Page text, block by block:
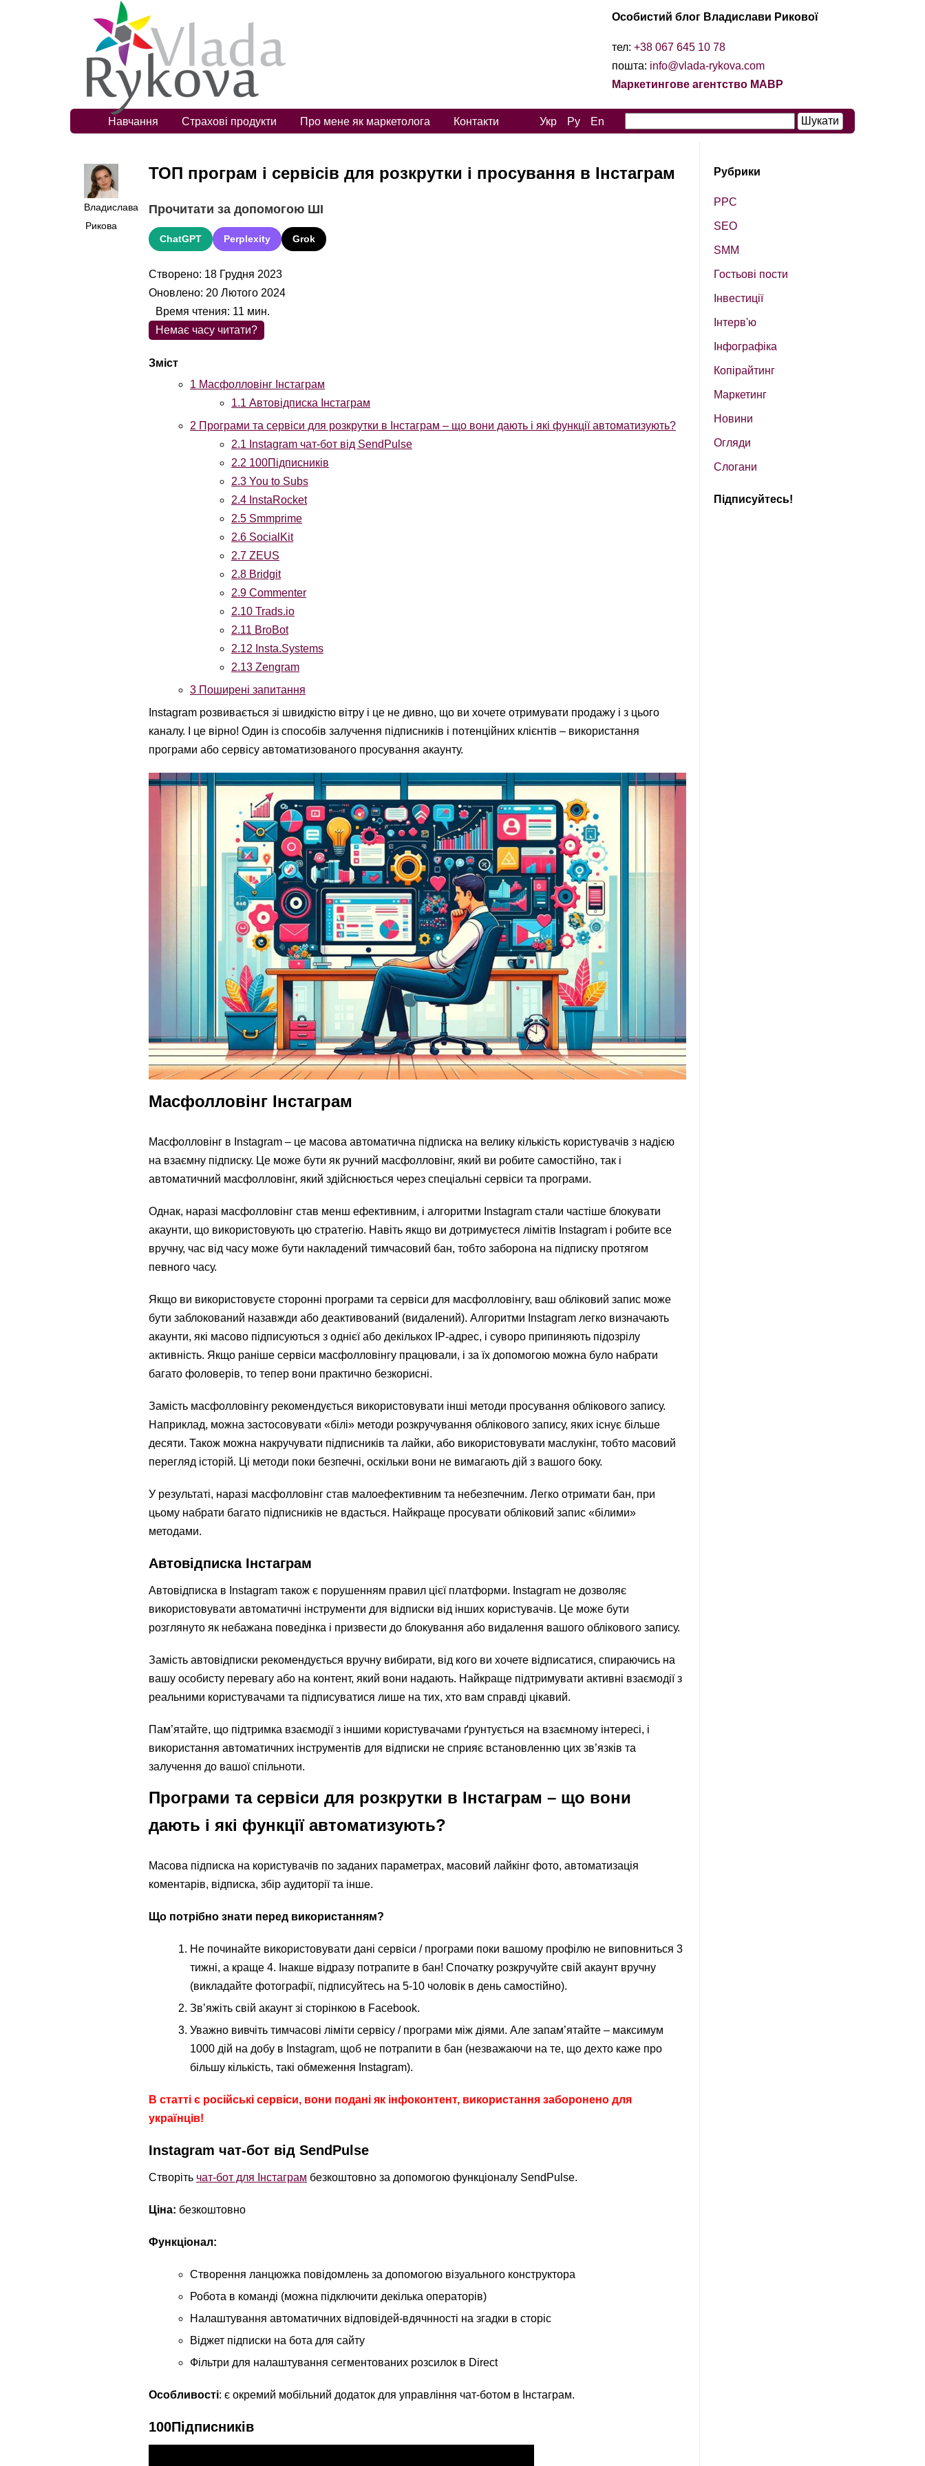
Особистий блог Владислави Рикової
тел: +38 067 645 10 78
пошта: info@vlada-rykova.com
Маркетингове агентство МАВР
Навчання Страхові продукти Про мене як маркетолога Контакти Укр Ру En
Владислава
Рикова
ТОП програм і сервісів для розкрутки і просування в Інстаграм
Прочитати за допомогою ШІ
ChatGPT Perplexity Grok
Створено: 18 Грудня 2023
Оновлено: 20 Лютого 2024
Немає часу читати?
1 Масфолловінг Інстаграм
1.1 Автовідписка Інстаграм
2 Програми та сервіси для розкрутки в Інстаграм – що вони дають і які функції автоматизують?
2.1 Instagram чат-бот від SendPulse
2.2 100Підписників
2.3 You to Subs
2.4 InstaRocket
2.5 Smmprime
2.6 SocialKit
2.7 ZEUS
2.8 Bridgit
2.9 Commenter
2.10 Trads.io
2.11 BroBot
2.12 Insta.Systems
2.13 Zengram
3 Поширені запитання
Время чтения: 11 мин.
Instagram розвивається зі швидкістю вітру і це не дивно, що ви хочете отримувати продажу і з цього
каналу. І це вірно! Один із способів залучення підписників і потенційних клієнтів – використання
програми або сервісу автоматизованого просування акаунту.
Масфолловінг Інстаграм
Масфолловінг в Instagram – це масова автоматична підписка на велику кількість користувачів з надією
на взаємну підписку. Це може бути як ручний масфолловінг, який ви робите самостійно, так і
автоматичний масфолловінг, який здійснюється через спеціальні сервіси та програми.
Однак, наразі масфолловінг став менш ефективним, і алгоритми Instagram стали частіше блокувати
акаунти, що використовують цю стратегію. Навіть якщо ви дотримуєтеся лімітів Instagram і робите все
вручну, час від часу може бути накладений тимчасовий бан, тобто заборона на підписку протягом
певного часу.
Якщо ви використовуєте сторонні програми та сервіси для масфолловінгу, ваш обліковий запис може
бути заблокований назавжди або деактивований (видалений). Алгоритми Instagram легко визначають
акаунти, які масово підписуються з однієї або декількох IP-адрес, і суворо припиняють підозрілу
активність. Якщо раніше сервіси масфолловінгу працювали, і за їх допомогою можна було набрати
багато фоловерів, то тепер вони практично безкорисні.
Замість масфолловінгу рекомендується використовувати інші методи просування облікового запису.
Наприклад, можна застосовувати «білі» методи розкручування облікового запису, яких існує більше
десяти. Також можна накручувати підписників та лайки, або використовувати маслукінг, тобто масовий
перегляд історій. Ці методи поки безпечні, оскільки вони не вимагають дій з вашого боку.
У результаті, наразі масфолловінг став малоефективним та небезпечним. Легко отримати бан, при
цьому набрати багато підписників не вдасться. Найкраще просувати обліковий запис «білими»
методами.
Автовідписка Інстаграм
Автовідписка в Instagram також є порушенням правил цієї платформи. Instagram не дозволяє
використовувати автоматичні інструменти для відписки від інших користувачів. Це може бути
розглянуто як небажана поведінка і призвести до блокування або видалення вашого облікового запису.
Замість автовідписки рекомендується вручну вибирати, від кого ви хочете відписатися, спираючись на
вашу особисту перевагу або на контент, який вони надають. Найкраще підтримувати активні взаємодії з
реальними користувачами та підписуватися лише на тих, хто вам справді цікавий.
Пам’ятайте, що підтримка взаємодії з іншими користувачами ґрунтується на взаємному інтересі, і
використання автоматичних інструментів для відписки не сприяє встановленню цих зв’язків та
залучення до вашої спільноти.
Програми та сервіси для розкрутки в Інстаграм – що вони
дають і які функції автоматизують?
Масова підписка на користувачів по заданих параметрах, масовий лайкінг фото, автоматизація
коментарів, відписка, збір аудиторії та інше.
Що потрібно знати перед використанням?
Не починайте використовувати дані сервіси / програми поки вашому профілю не виповниться 3
тижні, а краще 4. Інакше відразу потрапите в бан! Cпочатку розкручуйте свій акаунт вручну
(викладайте фотографії, підписуйтесь на 5-10 чоловік в день самостійно).
Зв’яжіть свій акаунт зі сторінкою в Facebook.
Уважно вивчіть тимчасові ліміти сервісу / програми між діями. Але запам’ятайте – максимум
1000 дій на добу в Instagram, щоб не потрапити в бан (незважаючи на те, що дехто каже про
більшу кількість, такі обмеження Instagram).
В статті є російські сервіси, вони подані як інфоконтент, використання заборонено для
українців!
Instagram чат-бот від SendPulse
Створіть чат-бот для Інстаграм безкоштовно за допомогою функціоналу SendPulse.
Ціна: безкоштовно
Функціонал:
Створення ланцюжка повідомлень за допомогою візуального конструктора
Робота в команді (можна підключити декілька операторів)
Налаштування автоматичних відповідей-вдячнності на згадки в сторіс
Віджет підписки на бота для сайту
Фільтри для налаштування сегментованих розсилок в Direct
Особливості: є окремий мобільний додаток для управління чат-ботом в Інстаграм.
100Підписників
Рубрики
PPC
SEO
SМM
Гостьові пости
Інвестиції
Інтерв'ю
Інфографіка
Копірайтинг
Маркетинг
Новини
Огляди
Слогани
Підписуйтесь!